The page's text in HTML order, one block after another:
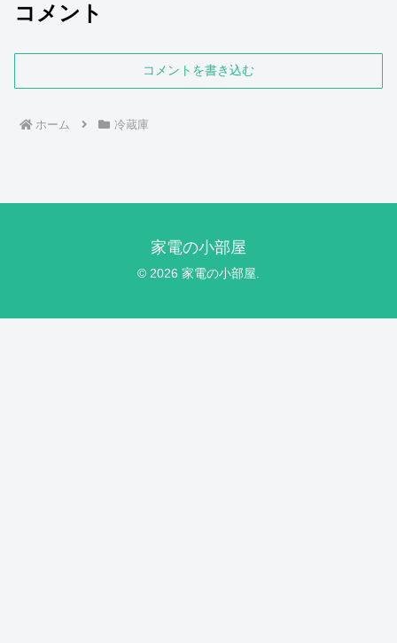
コメント
コメントを書き込む
ホーム 冷蔵庫
家電の小部屋
© 2026 家電の小部屋.